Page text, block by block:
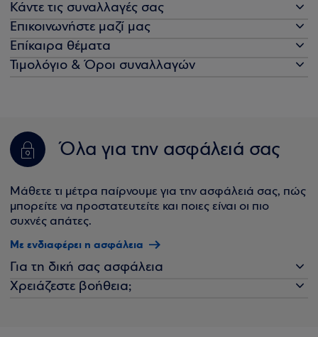
Κάντε τις συναλλαγές σας
Επικοινωνήστε μαζί μας
Επίκαιρα θέματα
Τιμολόγιο & Όροι συναλλαγών
Όλα για την ασφάλειά σας
Μάθετε τι μέτρα παίρνουμε για την ασφάλειά σας, πώς
μπορείτε να προστατευτείτε και ποιες είναι οι πιο
συχνές απάτες.
Με ενδιαφέρει η ασφάλεια
Για τη δική σας ασφάλεια
Χρειάζεστε βοήθεια;